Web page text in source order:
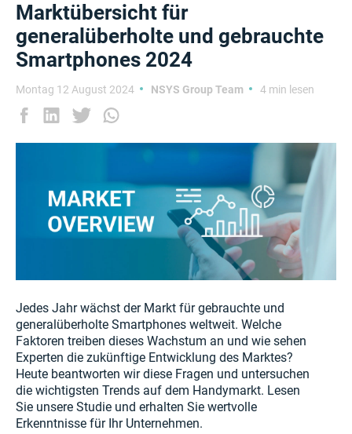
Marktübersicht für
generalüberholte und gebrauchte
Smartphones 2024
Montag 12 August 2024 NSYS Group Team 4 min lesen
Jedes Jahr wächst der Markt für gebrauchte und
generalüberholte Smartphones weltweit. Welche
Faktoren treiben dieses Wachstum an und wie sehen
Experten die zukünftige Entwicklung des Marktes?
Heute beantworten wir diese Fragen und untersuchen
die wichtigsten Trends auf dem Handymarkt. Lesen
Sie unsere Studie und erhalten Sie wertvolle
Erkenntnisse für Ihr Unternehmen.